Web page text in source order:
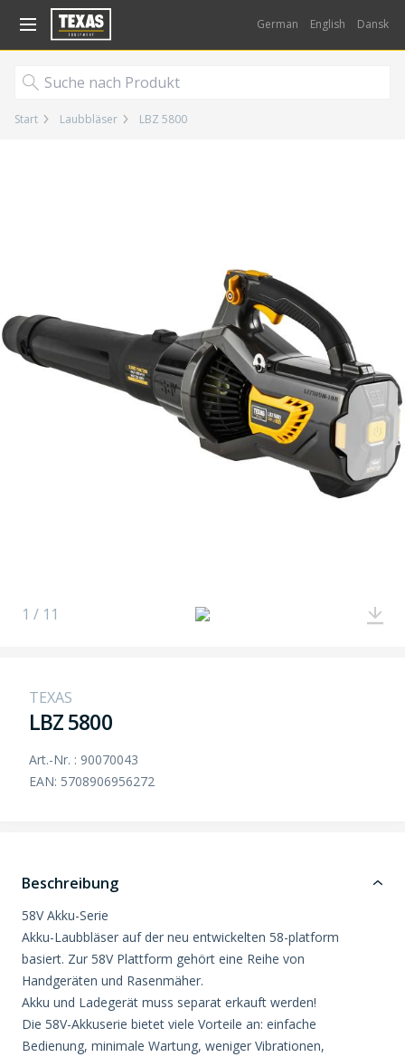
German English Dansk
Gå til kurv (
Start Laubbläser LBZ 5800
1 / 11
TEXAS
LBZ 5800
Art.-Nr. : 90070043
EAN: 5708906956272
Beschreibung
58V Akku-Serie
Akku-Laubbläser auf der neu entwickelten 58-platform
basiert. Zur 58V Plattform gehört eine Reihe von
Handgeräten und Rasenmäher.
Akku und Ladegerät muss separat erkauft werden!
Die 58V-Akkuserie bietet viele Vorteile an: einfache
Bedienung, minimale Wartung, weniger Vibrationen,